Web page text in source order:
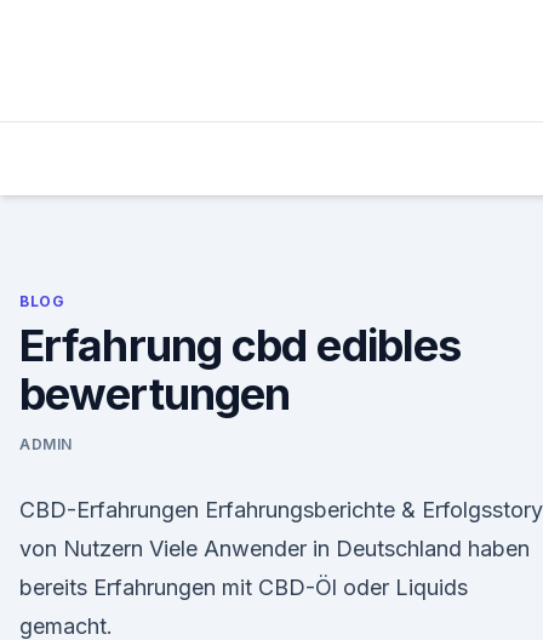
BLOG
Erfahrung cbd edibles
bewertungen
ADMIN
CBD-Erfahrungen Erfahrungsberichte &
von Nutzern Viele Anwender in Deutschland haben
bereits Erfahrungen mit CBD-Öl oder Liquids
gemacht.